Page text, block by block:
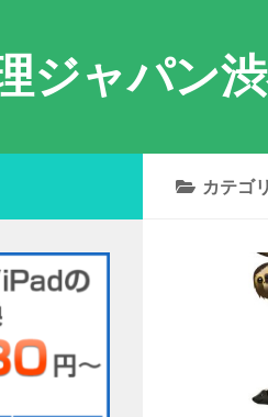
ジャパン
カテゴ